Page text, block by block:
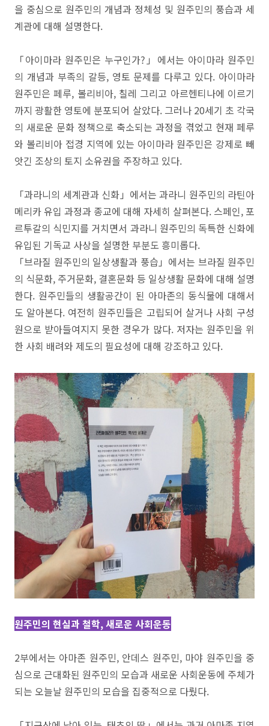
을 중심으로 원주민의 개념과 정체성 및 원주민의 풍습과 세
계관에 대해 설명한다.
「아이마라 원주민은 누구인가?」에서는 아이마라 원주민
의 개념과 부족의 갈등, 영토 문제를 다루고 있다. 아이마라
원주민은 페루, 볼리비아, 칠레 그리고 아르헨티나에 이르기
까지 광활한 영토에 분포되어 살았다. 그러나 20세기 초 각국
의 새로운 문화 정책으로 축소되는 과정을 겪었고 현재 페루
와 볼리비아 접경 지역에 있는 아이마라 원주민은 강제로 빼
앗긴 조상의 토지 소유권을 주장하고 있다.
「과라니의 세계관과 신화」에서는 과라니 원주민의 라틴아
메리카 유입 과정과 종교에 대해 자세히 살펴본다. 스페인, 포
르투갈의 식민지를 거치면서 과라니 원주민의 독특한 신화에
유입된 기독교 사상을 설명한 부분도 흥미롭다.
「브라질 원주민의 일상생활과 풍습」에서는 브라질 원주민
의 식문화, 주거문화, 결혼문화 등 일상생활 문화에 대해 설명
한다. 원주민들의 생활공간이 된 아마존의 동식물에 대해서
도 알아본다. 여전히 원주민들은 고립되어 살거나 사회 구성
원으로 받아들여지지 못한 경우가 많다. 저자는 원주민을 위
한 사회 배려와 제도의 필요성에 대해 강조하고 있다.
원주민의 현실과 철학, 새로운 사회운동
2부에서는 아마존 원주민, 안데스 원주민, 마야 원주민을 중
심으로 근대화된 원주민의 모습과 새로운 사회운동에 주체가
되는 오늘날 원주민의 모습을 집중적으로 다뤘다.